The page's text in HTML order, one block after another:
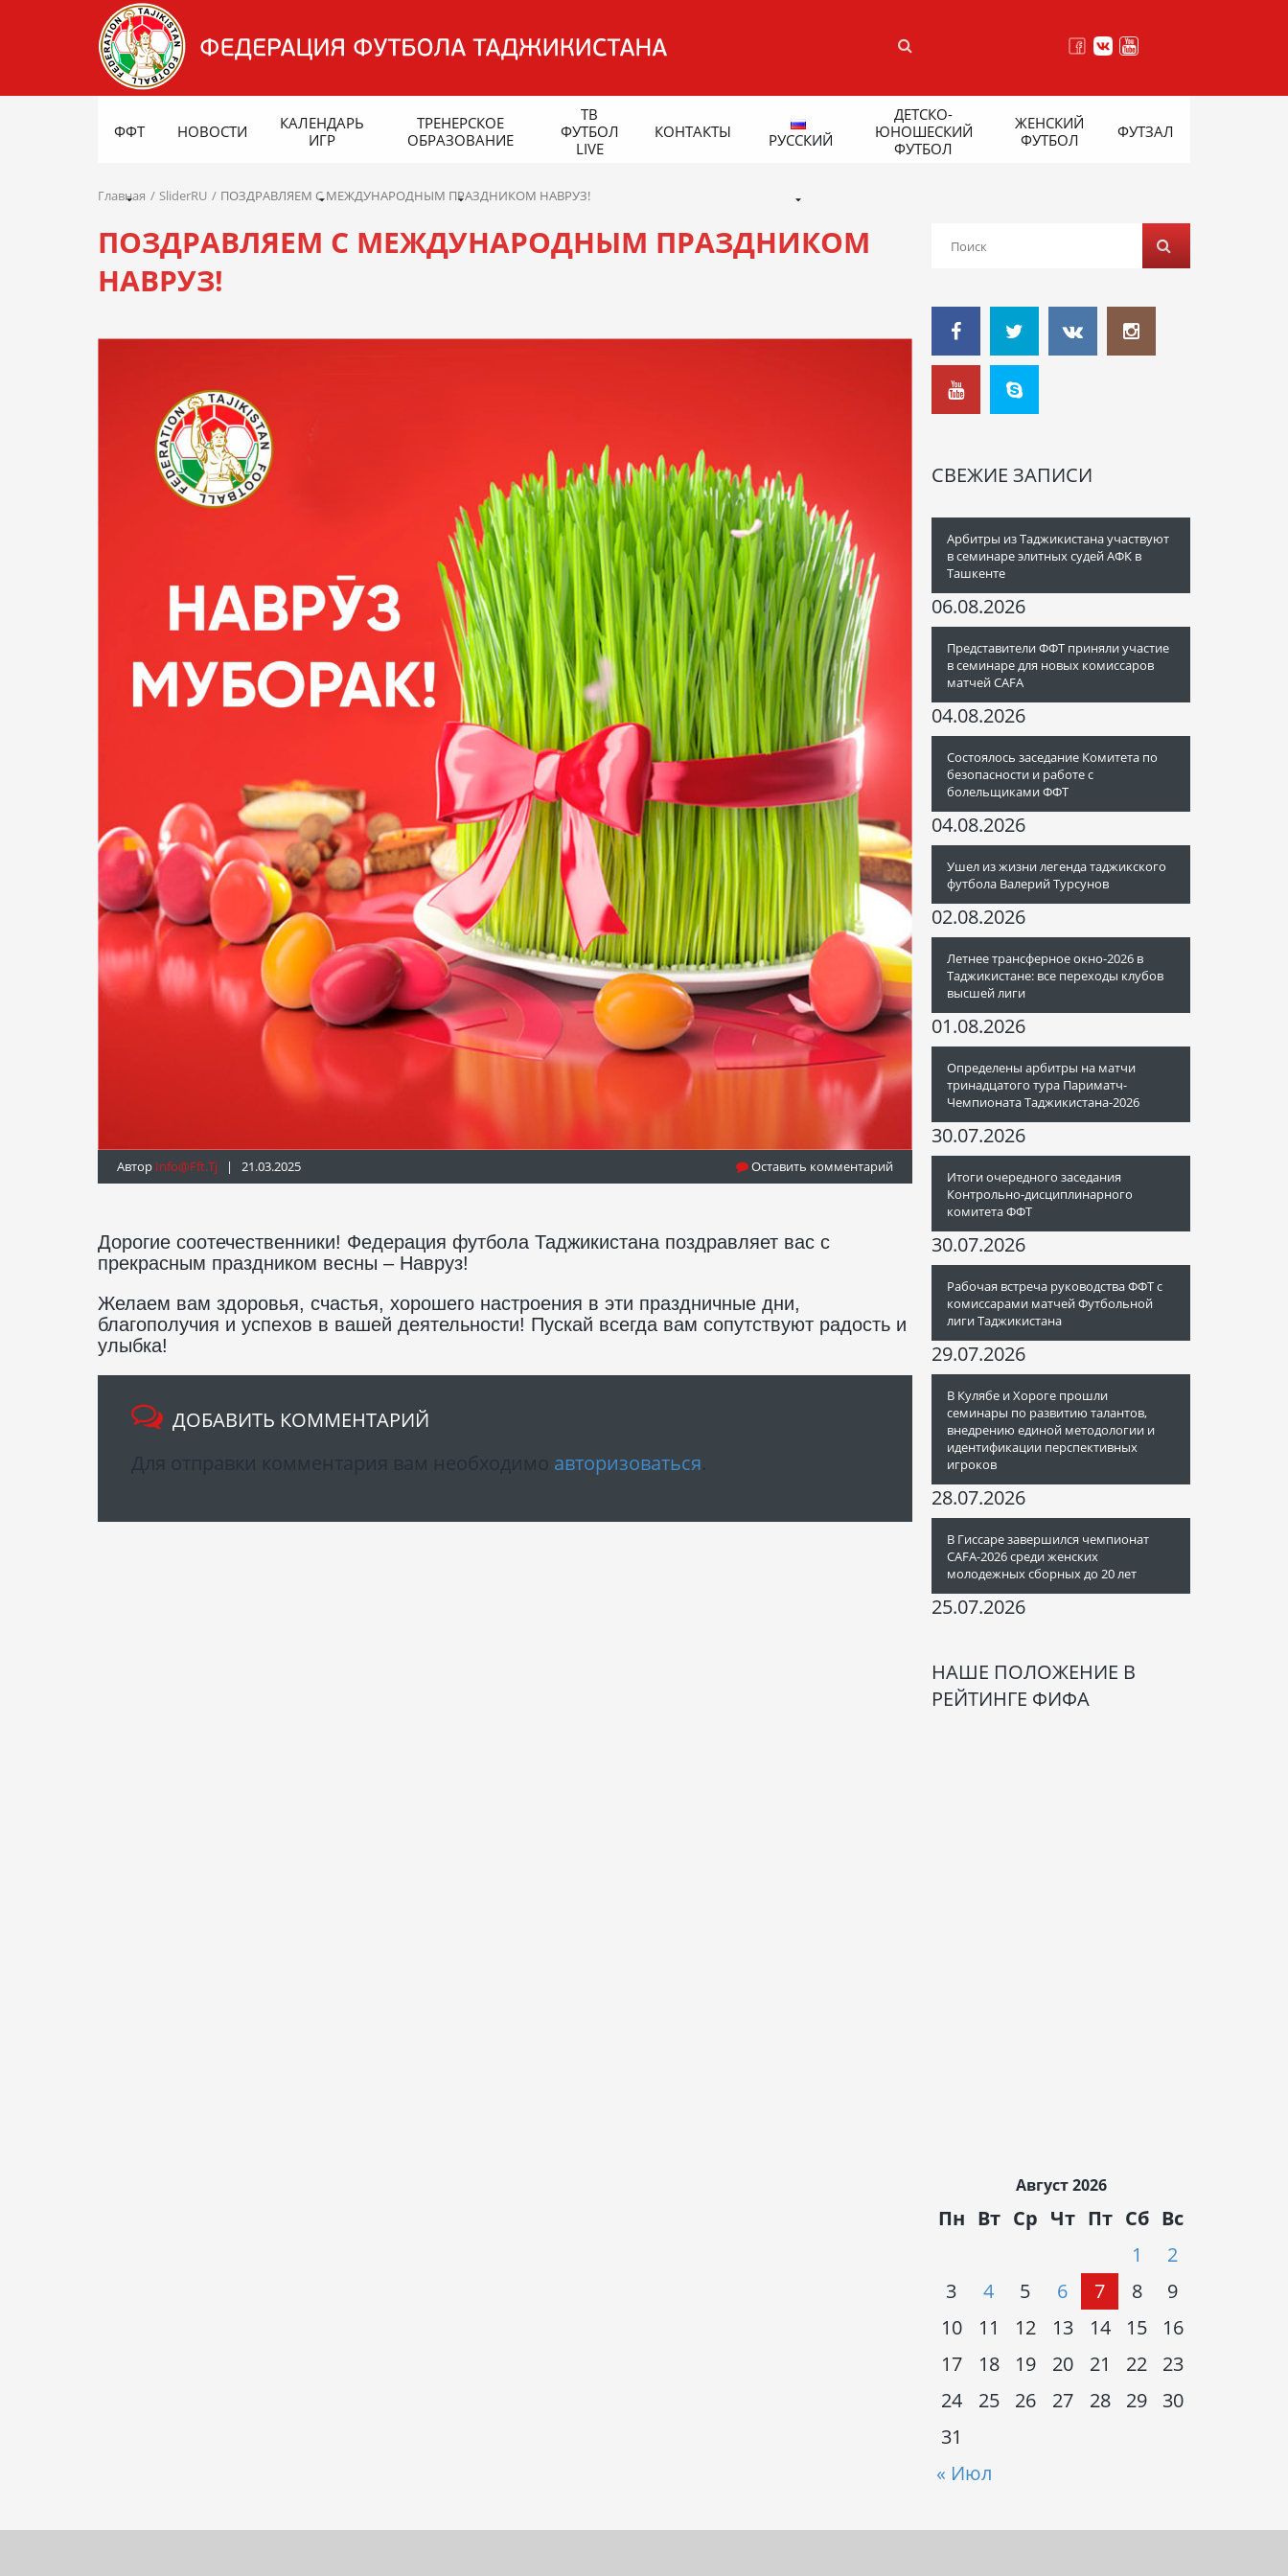
ФФТ НОВОСТИ
КАЛЕНДАРЬ
ИГР
ТРЕНЕРСКОЕ
ОБРАЗОВАНИЕ
ТВ
ФУТБОЛ
LIVE
КОНТАКТЫ РУССКИЙ
ДЕТСКО-
ЮНОШЕСКИЙ
ФУТБОЛ
ЖЕНСКИЙ
ФУТБОЛ
ФУТЗАЛ
Главная SliderRU ПОЗДРАВЛЯЕМ С МЕЖДУНАРОДНЫМ ПРАЗДНИКОМ НАВРУЗ!
ПОЗДРАВЛЯЕМ С МЕЖДУНАРОДНЫМ ПРАЗДНИКОМ
НАВРУЗ!
Автор Info@fft.tj | 21.03.2025 Оставить комментарий
Дорогие соотечественники! Федерация футбола Таджикистана поздравляет вас с
прекрасным праздником весны – Навруз!
Желаем вам здоровья, счастья, хорошего настроения в эти праздничные дни,
благополучия и успехов в вашей деятельности! Пускай всегда вам сопутствуют радость и
улыбка!
ДОБАВИТЬ КОММЕНТАРИЙ
авторизоваться
СВЕЖИЕ ЗАПИСИ
Арбитры из Таджикистана участвуют
в семинаре элитных судей АФК в
Ташкенте
06.08.2026
Представители ФФТ приняли участие
в семинаре для новых комиссаров
матчей CAFA
04.08.2026
Состоялось заседание Комитета по
безопасности и работе с
болельщиками ФФТ
04.08.2026
Ушел из жизни легенда таджикского
футбола Валерий Турсунов
02.08.2026
Летнее трансферное окно-2026 в
Таджикистане: все переходы клубов
высшей лиги
01.08.2026
Определены арбитры на матчи
тринадцатого тура Париматч-
Чемпионата Таджикистана-2026
30.07.2026
Итоги очередного заседания
Контрольно-дисциплинарного
комитета ФФТ
30.07.2026
Рабочая встреча руководства ФФТ с
комиссарами матчей Футбольной
лиги Таджикистана
29.07.2026
В Кулябе и Хороге прошли
семинары по развитию талантов,
внедрению единой методологии и
идентификации перспективных
игроков
28.07.2026
В Гиссаре завершился чемпионат
CAFA-2026 среди женских
молодежных сборных до 20 лет
25.07.2026
НАШЕ ПОЛОЖЕНИЕ В
РЕЙТИНГЕ ФИФА
Август 2026
Пн Вт Ср Чт Пт Сб Вс
« Июл
1
2
3
4 5 6 7 8
9
10
11 12 13 14 15
16
17
18 19 20 21 22
23
24
25 26 27 28 29
30
31